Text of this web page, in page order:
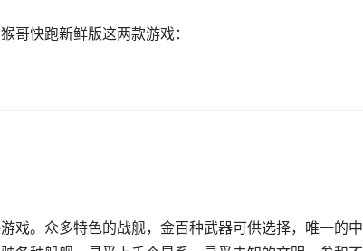
哥快跑新鲜版这两款游戏：
戏。众多特色的战舰，金百种武器可供选择，唯一的